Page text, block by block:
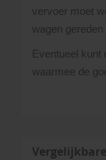
vervoer moet
wagen gereden
Eventueel kunt
waarmee de